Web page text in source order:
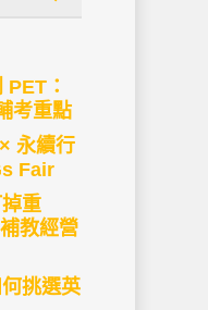
PET：
考重點
永續行
Fair
重
教經營
挑選英